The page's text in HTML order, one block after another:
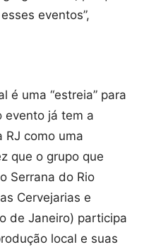
eventos”,
é uma “estreia” para
evento já tem a
RJ como uma
que o grupo que
Serrana do Rio
Cervejarias e
de Janeiro) participa
local e suas